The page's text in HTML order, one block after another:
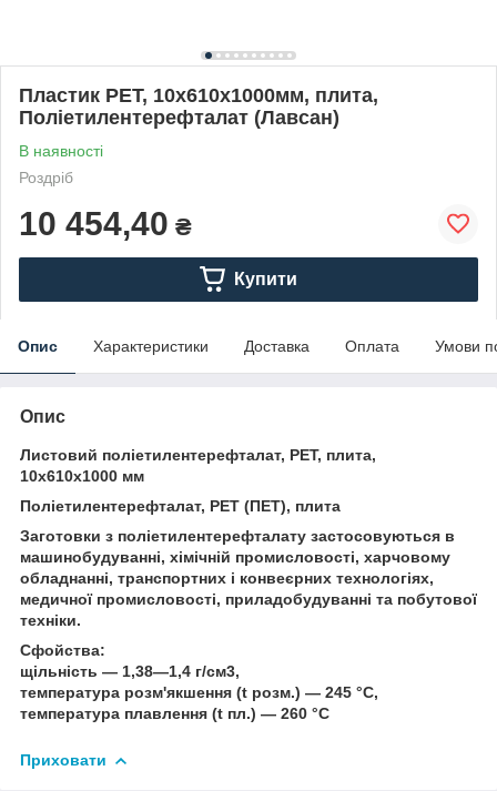
Пластик PET, 10х610х1000мм, плита,
Поліетилентерефталат (Лавсан)
В наявності
Роздріб
10 454,40 ₴
Купити
Опис Характеристики Доставка Оплата Умови
Опис
Листовий поліетилентерефталат, PET, плита,
10х610х1000 мм
Поліетилентерефталат, PET (ПЕТ), плита
Заготовки з поліетилентерефталату застосовуються в
машинобудуванні, хімічній промисловості, харчовому
обладнанні, транспортних і конвеєрних технологіях,
медичної промисловості, приладобудуванні та побутової
техніки.
Сфойства:
щільність — 1,38—1,4 г/см3,
температура розм'якшення (t розм.) — 245 °C,
температура плавлення (t пл.) — 260 °C
Приховати